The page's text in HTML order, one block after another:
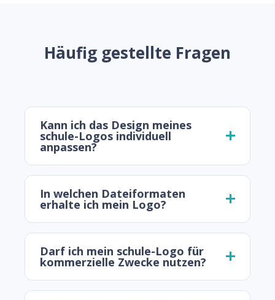
Häufig gestellte Fragen
Kann ich das Design meines
schule-Logos individuell
anpassen?
In welchen Dateiformaten
erhalte ich mein Logo?
Darf ich mein schule-Logo für
kommerzielle Zwecke nutzen?